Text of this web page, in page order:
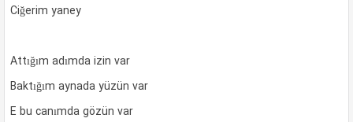
Ciğerim yaney
Attığım adımda izin var
Baktığım aynada yüzün var
E bu canımda gözün var